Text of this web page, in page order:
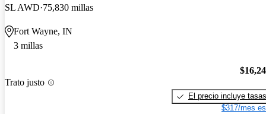
SL AWD 75,830 millas
Fort Wayne, IN
3 millas
Trato justo
El precio incluye tasas
$317/mes